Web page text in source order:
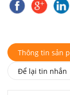
Thông tin sản
Để lại tin nhắn